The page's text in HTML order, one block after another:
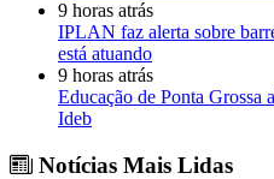
9 horas atrás
IPLAN faz alerta sobre
está atuando
9 horas atrás
Educação de Ponta Grossa
Ideb
Notícias Mais Lidas